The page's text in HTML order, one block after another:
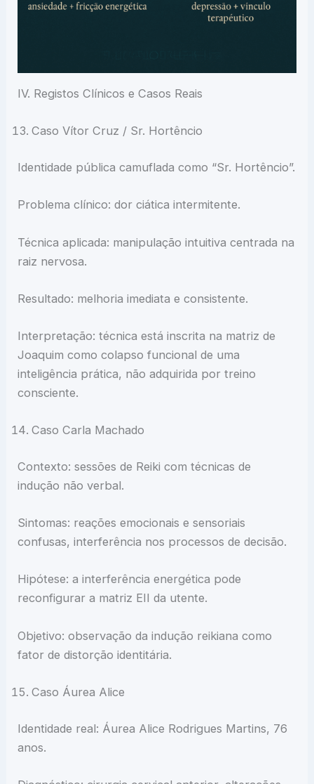
IV. Registos Clínicos e Casos Reais
Caso Vítor Cruz / Sr. Hortêncio
Identidade pública camuflada como “Sr. Hortêncio”.
Problema clínico: dor ciática intermitente.
Técnica aplicada: manipulação intuitiva centrada na
raiz nervosa.
Resultado: melhoria imediata e consistente.
Interpretação: técnica está inscrita na matriz de
Joaquim como colapso funcional de uma
inteligência prática, não adquirida por treino
consciente.
Caso Carla Machado
Contexto: sessões de Reiki com técnicas de
indução não verbal.
Sintomas: reações emocionais e sensoriais
confusas, interferência nos processos de decisão.
Hipótese: a interferência energética pode
reconfigurar a matriz EII da utente.
Objetivo: observação da indução reikiana como
fator de distorção identitária.
Caso Áurea Alice
Identidade real: Áurea Alice Rodrigues Martins, 76
anos.